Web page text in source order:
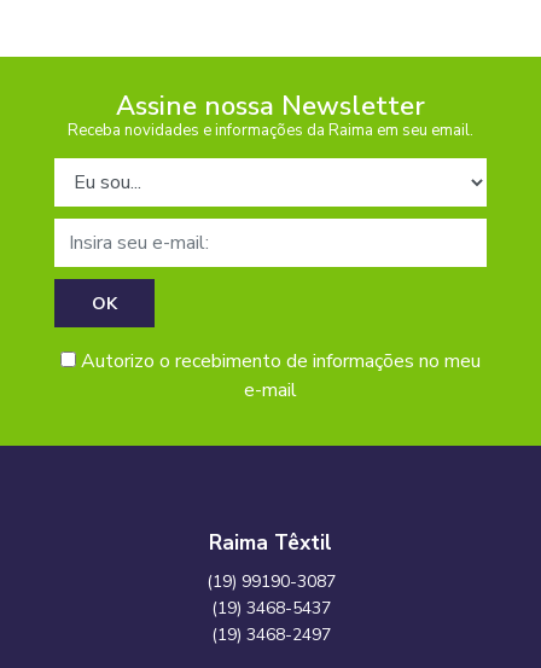
Assine nossa Newsletter
Receba novidades e informações da Raima em seu email.
Autorizo o recebimento de informações no meu
e-mail
Raima Têxtil
(19) 99190-3087
(19) 3468-5437
(19) 3468-2497